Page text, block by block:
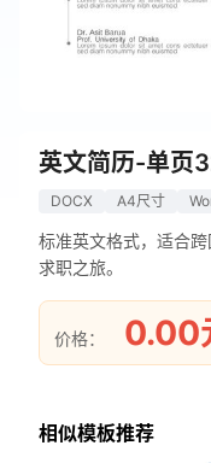
英文简历-单页
DOCX A4尺寸
标准英文格式，适合
求职之旅。
价格： 0.00
相似模板推荐